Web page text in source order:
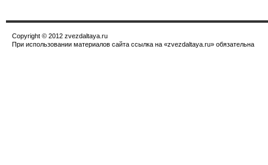
Copyright © 2012 zvezdaltaya.ru
При использовании материалов сайта ссылка на «zvezdaltaya.ru» обязательна